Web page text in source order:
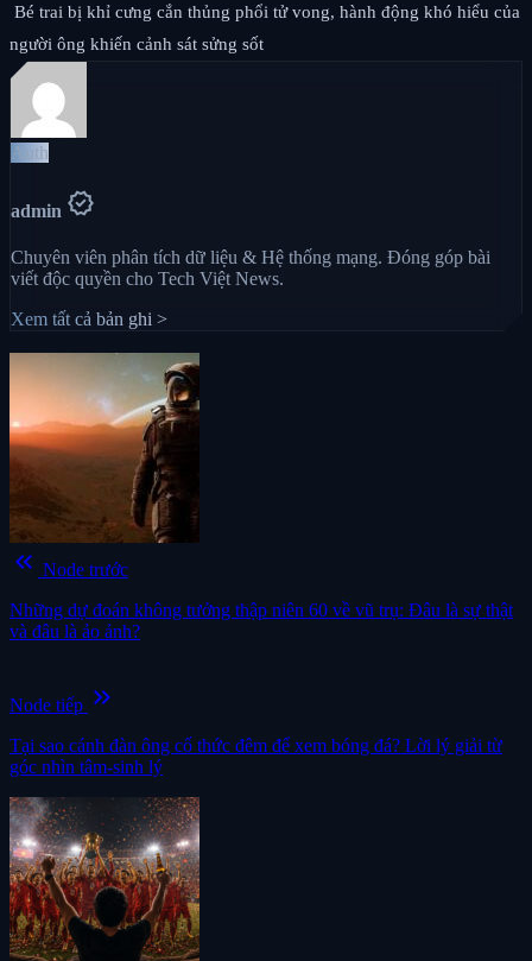
Bé trai bị khỉ cưng cắn thủng phổi tử vong, hành động khó hiểu của
người ông khiến cảnh sát sửng sốt
Auth
admin verified
Chuyên viên phân tích dữ liệu & Hệ thống mạng. Đóng góp bài
viết độc quyền cho Tech Việt News.
Xem tất cả bản ghi >
keyboard_double_arrow_left Node trước
Những dự đoán không tưởng thập niên 60 về vũ trụ: Đâu là sự thật
và đâu là ảo ảnh?
Node tiếp keyboard_double_arrow_right
Tại sao cánh đàn ông cố thức đêm để xem bóng đá? Lời lý giải từ
góc nhìn tâm-sinh lý